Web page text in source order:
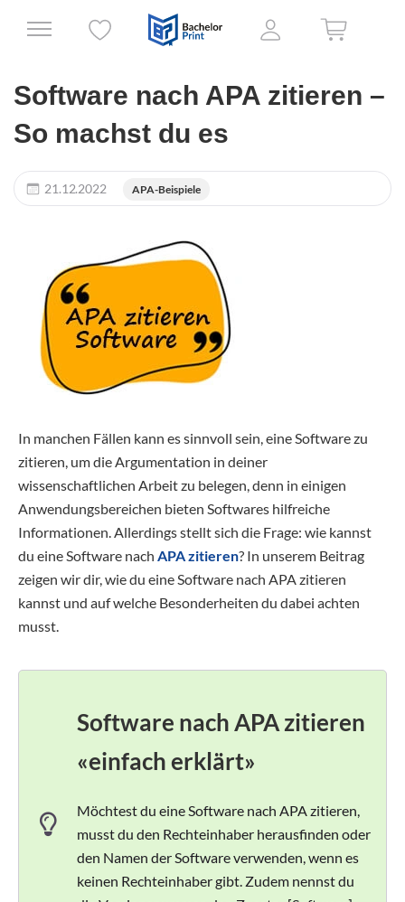
Software nach APA zitieren –
So machst du es
21.12.2022 APA-Beispiele
In manchen Fällen kann es sinnvoll sein, eine Software zu
zitieren, um die Argumentation in deiner
wissenschaftlichen Arbeit zu belegen, denn in einigen
Anwendungsbereichen bieten Softwares hilfreiche
Informationen. Allerdings stellt sich die Frage: wie kannst
du eine Software nach APA zitieren? In unserem Beitrag
zeigen wir dir, wie du eine Software nach APA zitieren
kannst und auf welche Besonderheiten du dabei achten
musst.
Software nach APA zitieren
«einfach erklärt»
Möchtest du eine Software nach APA zitieren,
musst du den Rechteinhaber herausfinden oder
den Namen der Software verwenden, wenn es
keinen Rechteinhaber gibt. Zudem nennst du